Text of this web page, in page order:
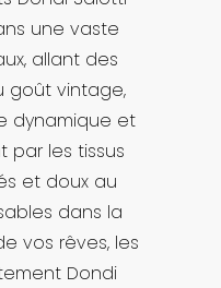
une vaste
allant des
goût vintage,
dynamique et
par les tissus
et doux au
dans la
vos rêves, les
Dondi